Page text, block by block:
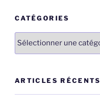
CATÉGORIES
Catégories
ARTICLES RÉCENTS